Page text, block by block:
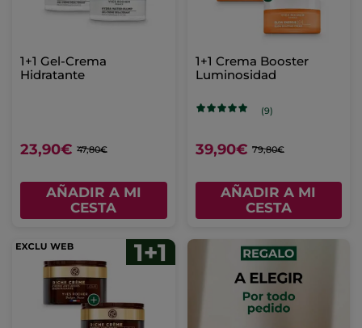
1+1 Gel-Crema
Hidratante
23,90€ 47,80€
AÑADIR A MI
CESTA
1+1 Crema Booster
Luminosidad
(9)
39,90€ 79,80€
AÑADIR A MI
CESTA